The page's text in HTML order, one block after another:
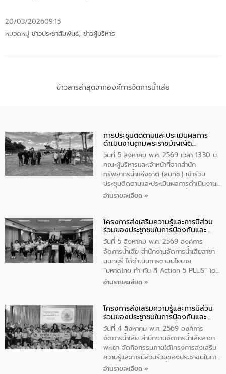
20/03/202609:15
หมวดหมู่ ข่าวประชาสัมพันธ์, ข่าวผู้บริหาร
ข่าวสารล่าสุดจากองค์การจัดการน้ำเสีย
การประชุมติดตามและประเมินผลการ
ดำเนินงานตามพระราชบัญญัติ
ทรัพยากรน้ำ พ.ศ. 2561 ประจำ
ปีงบประมาณ พ.ศ. 2569
วันที่ 5 สิงหาคม พ.ศ. 2569 เวลา 13.30 น.
คณะผู้บริหารและเจ้าหน้าที่จากสำนัก
ทรัพยากรน้ำแห่งชาติ (สนทช.) เข้าร่วม
ประชุมติดตามและประเมินผลการดำเนินงาน
ตามพระราชบัญญัติทรัพยากรน้ำ พ.ศ. 2561
วัดสิงห์ จังหวัดชัยนาท โดยมีนายแสงชัย
สุขชื่น นายกเทศมนตรีตำบลวัดสิงห์ คณะผู้
บริหารเทศบาลตำบลวัดสิงห์ ผู้นำชุมชน และ
ประชาชนในพื้นที่เทศบาลตำบลวัดสิงก์ที่มี
ส่วนได้ส่วนเสียในโครงก่อสร้างศูนย์บริหาร
จัดการคุณภาพน้ำเทศบาลตำบลวัดสิงห์
จังหวัดชัยนาท ให้การต้อนรับ
อ่านรายละเอียด »
โครงการส่งเสริมความรู้และการมีส่วน
ร่วมของประชาชนในการป้องกันและ
แก้ไขปัญหาน้ำเสียอย่างยั่งยืน
วันที่ 5 สิงหาคม พ.ศ. 2569 องค์การ
จัดการน้ำเสีย สำนักงานจัดการน้ำเสียสาขา
นนทบุรี ได้ดำเนินการตามนโยบาย
“มหาดไทย ทำ ทัน ที Action 5 PLUS” โดย
จัดโครงการส่งเสริมความรู้และการมีส่วน
“ชุมชนร่วมใจ น้ำใสยั่งยืน” ได้บรรยายให้
ความรู้เกี่ยวกับการจัดการน้ำเสียและการใช้
ถังดักไขมันให้แก่นักเรียนโรงเรียนวัดบ่อ
(นันทวิทยา) เทศบาลนครปากเกร็ด อำเภอ
ปากเกร็ด จังหวัดนนทบุรี จำนวน 30 คน
อ่านรายละเอียด »
โครงการส่งเสริมความรู้และการมีส่วน
ร่วมของประชาชนในการป้องกันและ
แก้ไขปัญหาน้ำเสียอย่างยั่งยืน
วันที่ 4 สิงหาคม พ.ศ. 2569 องค์การ
จัดการน้ำเสีย สำนักงานจัดการน้ำเสียสาขา
พะเยา จัดกิจกรรมภายใต้โครงการส่งเสริม
ความรู้และการมีส่วนร่วมของประชาชนในการ
ป้องกันและแก้ไขปัญหาน้ำเสียอย่างยั่งยืน
อ่านรายละเอียด »